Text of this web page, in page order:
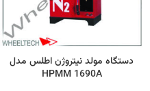
دستگاه مولد نیتروژن اطلس مدل
HPMM 1690A